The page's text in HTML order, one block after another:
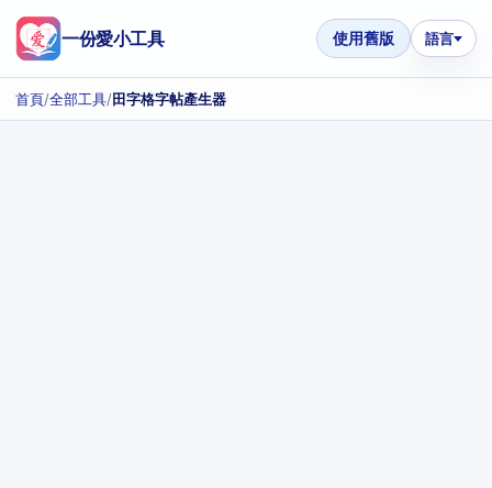
一份愛小工具 使用舊版 語言
首頁/全部工具/田字格字帖產生器